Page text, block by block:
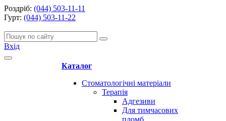
Роздріб: (044) 503-11-11
Гурт: (044) 503-11-22
Вхід
Каталог
Стоматологічні матеріали
Терапія
Адгезиви
Для тимчасових
пломб